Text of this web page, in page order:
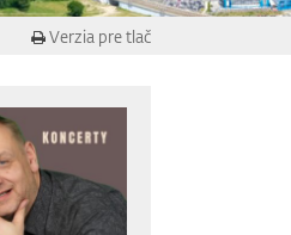
Verzia pre tlač